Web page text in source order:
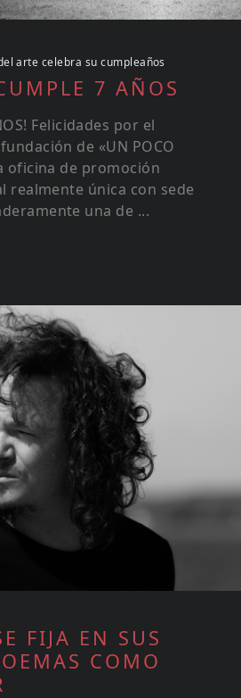
arte celebra su cumpleaños
7 AÑOS
Felicidades por el
de «UN POCO
oficina de promoción
realmente única con sede
una de ...
FIJA EN SUS
COMO